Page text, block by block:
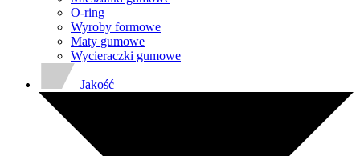
O-ring
Wyroby formowe
Maty gumowe
Wycieraczki gumowe
Jakość